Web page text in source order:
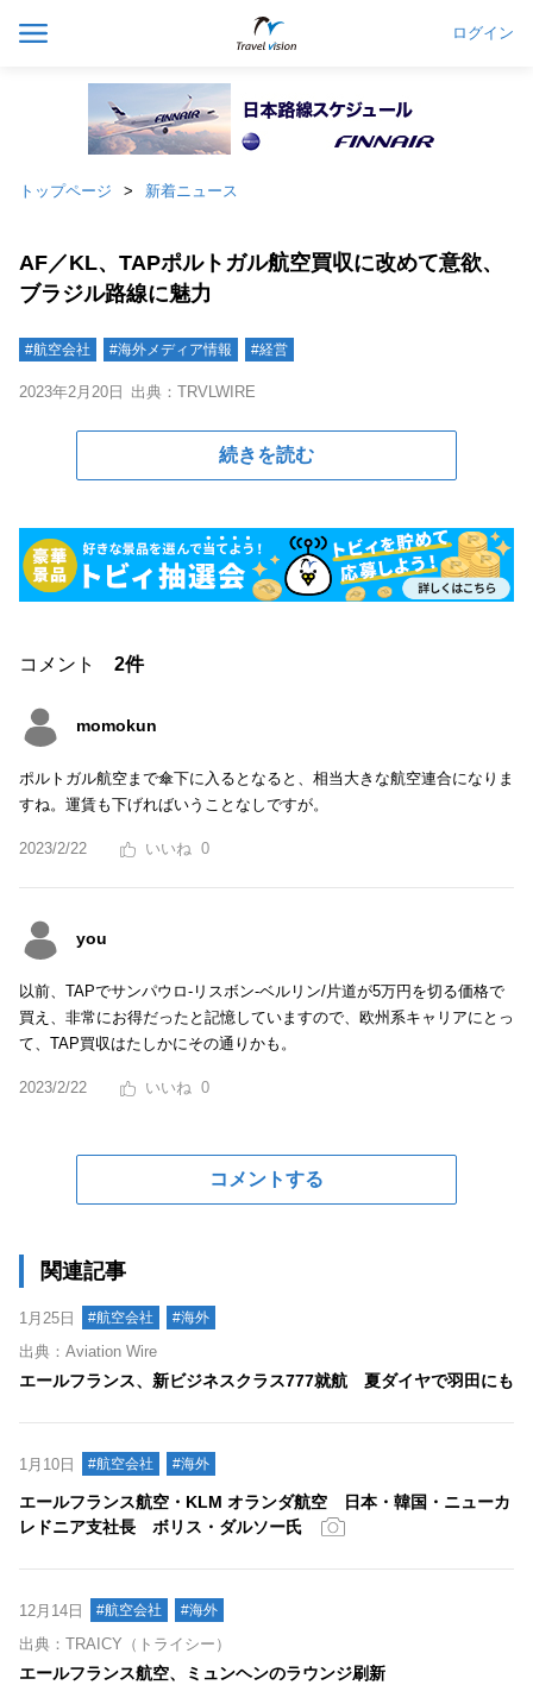
ログイン
トップページ 新着ニュース
AF／KL、TAPポルトガル航空買収に改めて意欲、
ブラジル路線に魅力
#航空会社 #海外メディア情報 #経営
2023年2月20日 出典：TRVLWIRE
続きを読む
コメント 2件
momokun
ポルトガル航空まで傘下に入るとなると、相当大きな航空連合になりま
すね。運賃も下げればいうことなしですが。
2023/2/22 0
you
以前、TAPでサンパウロ‐リスボン-ベルリン/片道が5万円を切る価格で
買え、非常にお得だったと記憶していますので、欧州系キャリアにとっ
て、TAP買収はたしかにその通りかも。
2023/2/22 0
コメントする
関連記事
1月25日 #航空会社 #海外
出典：Aviation Wire
エールフランス、新ビジネスクラス777就航 夏ダイヤで羽田にも
1月10日 #航空会社 #海外
エールフランス航空・KLM オランダ航空 日本・韓国・ニューカ
レドニア支社長 ボリス・ダルソー氏
12月14日 #航空会社 #海外
出典：TRAICY（トライシー）
エールフランス航空、ミュンヘンのラウンジ刷新